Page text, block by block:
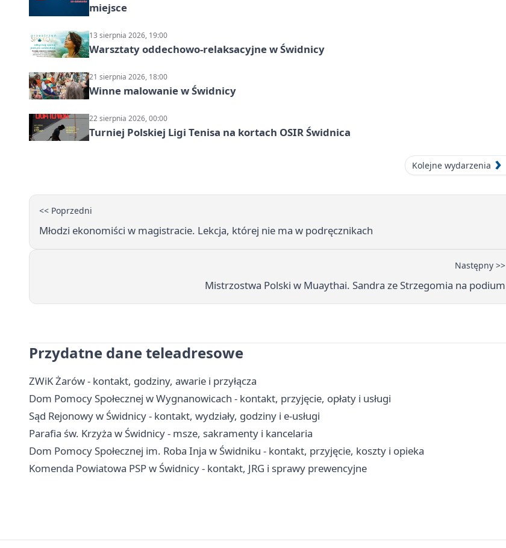
miejsce
13 sierpnia 2026, 19:00
Warsztaty oddechowo-relaksacyjne w Świdnicy
21 sierpnia 2026, 18:00
Winne malowanie w Świdnicy
22 sierpnia 2026, 00:00
Turniej Polskiej Ligi Tenisa na kortach OSIR Świdnica
Kolejne wydarzenia
<< Poprzedni
Młodzi ekonomiści w magistracie. Lekcja, której nie ma w podręcznikach
Następny >>
Mistrzostwa Polski w Muaythai. Sandra ze Strzegomia na podium
Przydatne dane teleadresowe
ZWiK Żarów - kontakt, godziny, awarie i przyłącza
Dom Pomocy Społecznej w Wygnanowicach - kontakt, przyjęcie, opłaty i usługi
Sąd Rejonowy w Świdnicy - kontakt, wydziały, godziny i e-usługi
Parafia św. Krzyża w Świdnicy - msze, sakramenty i kancelaria
Dom Pomocy Społecznej im. Roba Inja w Świdniku - kontakt, przyjęcie, koszty i opieka
Komenda Powiatowa PSP w Świdnicy - kontakt, JRG i sprawy prewencyjne